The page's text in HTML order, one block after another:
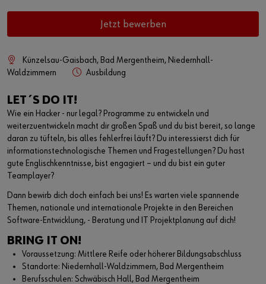
Jetzt bewerben
Künzelsau-Gaisbach, Bad Mergentheim, Niedernhall-
Waldzimmern
Ausbildung
LET´S DO IT!
Wie ein Hacker - nur legal? Programme zu entwickeln und
weiterzuentwickeln macht dir großen Spaß und du bist bereit, so lange
daran zu tüfteln, bis alles fehlerfrei läuft? Du interessierst dich für
informationstechnologische Themen und Fragestellungen? Du hast
gute Englischkenntnisse, bist engagiert – und du bist ein guter
Teamplayer?
Dann bewirb dich doch einfach bei uns! Es warten viele spannende
Themen, nationale und internationale Projekte in den Bereichen
Software-Entwicklung, - Beratung und IT Projektplanung auf dich!
BRING IT ON!
Voraussetzung: Mittlere Reife oder höherer Bildungsabschluss
Standorte: Niedernhall-Waldzimmern, Bad Mergentheim
Berufsschulen: Schwäbisch Hall, Bad Mergentheim